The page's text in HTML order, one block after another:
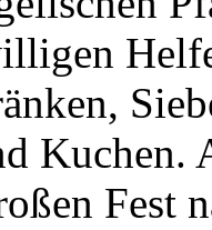
Kuchen.
Fest